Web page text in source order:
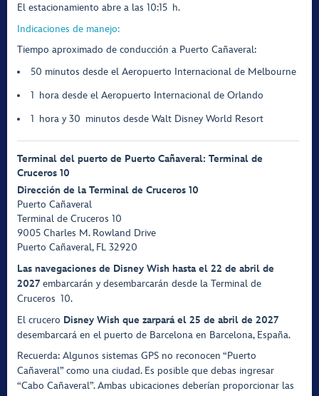
El estacionamiento abre a las 10:15 h.
Indicaciones de manejo:
Tiempo aproximado de conducción a Puerto Cañaveral:
50 minutos desde el Aeropuerto Internacional de Melbourne
1 hora desde el Aeropuerto Internacional de Orlando
1 hora y 30 minutos desde Walt Disney World Resort
Terminal del puerto de Puerto Cañaveral: Terminal de
Cruceros 10
Dirección de la Terminal de Cruceros 10
Puerto Cañaveral
Terminal de Cruceros 10
9005 Charles M. Rowland Drive
Puerto Cañaveral, FL 32920
Las navegaciones de Disney Wish hasta el 22 de abril de
2027embarcarán y desembarcarán desde la Terminal de
Cruceros 10.
El crucero Disney Wish que zarpará el 25 de abril de 2027
desembarcará en el puerto de Barcelona en Barcelona, España.
Recuerda: Algunos sistemas GPS no reconocen “Puerto
Cañaveral” como una ciudad. Es posible que debas ingresar
“Cabo Cañaveral”. Ambas ubicaciones deberían proporcionar las